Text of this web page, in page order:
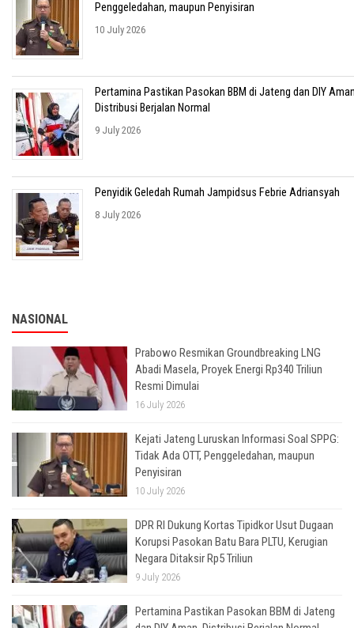
Penggeledahan, maupun Penyisiran
10 July 2026
Pertamina Pastikan Pasokan BBM di Jateng dan DIY
Distribusi Berjalan Normal
9 July 2026
Penyidik Geledah Rumah Jampidsus Febrie Adriansyah
8 July 2026
NASIONAL
Prabowo Resmikan Groundbreaking LNG
Abadi Masela, Proyek Energi Rp340 Triliun
Resmi Dimulai
16 July 2026
Kejati Jateng Luruskan Informasi Soal SPPG:
Tidak Ada OTT, Penggeledahan, maupun
Penyisiran
10 July 2026
DPR RI Dukung Kortas Tipidkor Usut Dugaan
Korupsi Pasokan Batu Bara PLTU, Kerugian
Negara Ditaksir Rp5 Triliun
9 July 2026
Pertamina Pastikan Pasokan BBM di Jateng